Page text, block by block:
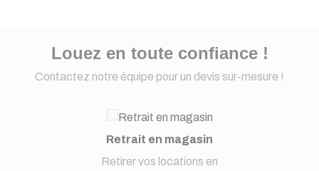
Louez en toute confiance !
Contactez notre équipe pour un devis sur-mesure !
Retrait en magasin
Retirer vos locations en